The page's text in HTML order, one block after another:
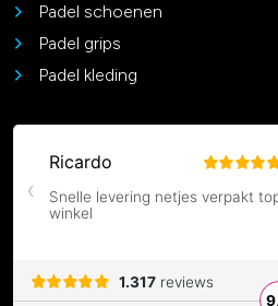
Padel schoenen
Padel grips
Padel kleding